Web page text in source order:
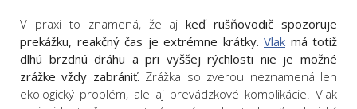
V praxi to znamená, že aj keď rušňovodič spozoruje
prekážku, reakčný čas je extrémne krátky. Vlak má totiž
dlhú brzdnú dráhu a pri vyššej rýchlosti nie je možné
zrážke vždy zabrániť. Zrážka so zverou neznamená len
ekologický problém, ale aj prevádzkové komplikácie. Vlak